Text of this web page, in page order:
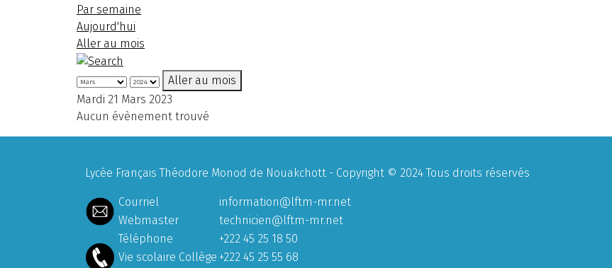
Par semaine
Aujourd'hui
Aller au mois
Aller au mois
Mardi 21 Mars 2023
Aucun évènement trouvé
Lycée Français Théodore Monod de Nouakchott - Copyright © 2024 Tous droits réservés
Courriel
information@lftm-mr.net
Webmaster
technicien@lftm-mr.net
Téléphone
+222 45 25 18 50
Vie scolaire Collège +222 45 25 55 68